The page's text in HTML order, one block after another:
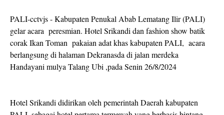
PALI-cctvjs - Kabupaten Penukal Abab Lematang Ilir (PALI)
gelar acara peresmian. Hotel Srikandi dan fashion show batik
corak Ikan Toman pakaian adat khas kabupaten PALI, acara
berlangsung di halaman Dekranasda di jalan merdeka
Handayani mulya Talang Ubi ,pada Senin 26/8/2024
Hotel Srikandi didirikan oleh pemerintah Daerah kabupaten